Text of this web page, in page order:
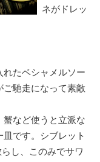
ネがドレッ
れたベシャメルソー
ご馳走になって素敵
蟹など使うと立派な
皿です。シブレット
し、このみでサワ